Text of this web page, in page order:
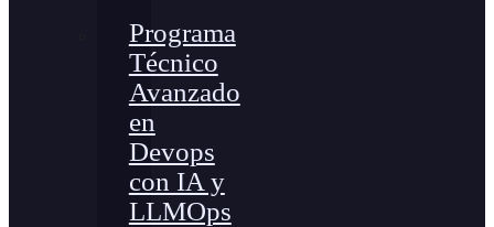
Programa
Técnico
Avanzado
en
Devops
con IA y
LLMOps